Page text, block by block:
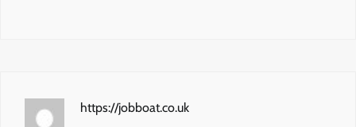
https://jobboat.co.uk